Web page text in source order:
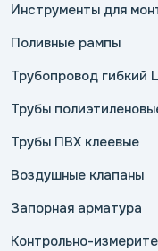
Инструменты для
Поливные рампы
Трубопровод гибкий
Трубы
Трубы ПВХ клеевые
Воздушные клапаны
Запорная арматура
Контрольно-